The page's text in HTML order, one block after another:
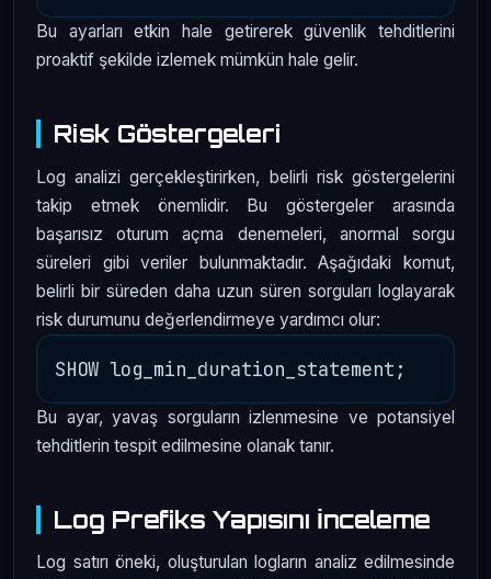
Bu ayarları etkin hale getirerek güvenlik tehditlerini
proaktif şekilde izlemek mümkün hale gelir.
Risk Göstergeleri
Log analizi gerçekleştirirken, belirli risk göstergelerini
takip etmek önemlidir. Bu göstergeler arasında
başarısız oturum açma denemeleri, anormal sorgu
süreleri gibi veriler bulunmaktadır. Aşağıdaki komut,
belirli bir süreden daha uzun süren sorguları loglayarak
risk durumunu değerlendirmeye yardımcı olur:
Bu ayar, yavaş sorguların izlenmesine ve potansiyel
tehditlerin tespit edilmesine olanak tanır.
Log Prefiks Yapısını İnceleme
Log satırı öneki, oluşturulan logların analiz edilmesinde